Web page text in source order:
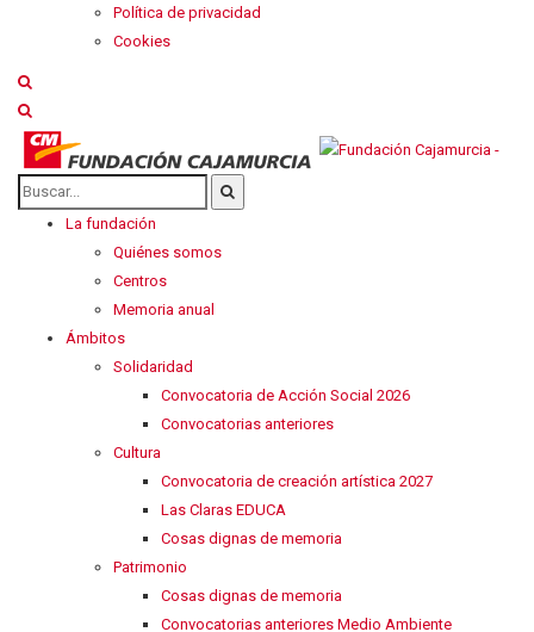
Política de privacidad
Cookies
La fundación
Quiénes somos
Centros
Memoria anual
Ámbitos
Solidaridad
Convocatoria de Acción Social 2026
Convocatorias anteriores
Cultura
Convocatoria de creación artística 2027
Las Claras EDUCA
Cosas dignas de memoria
Patrimonio
Cosas dignas de memoria
Convocatorias anteriores Medio Ambiente